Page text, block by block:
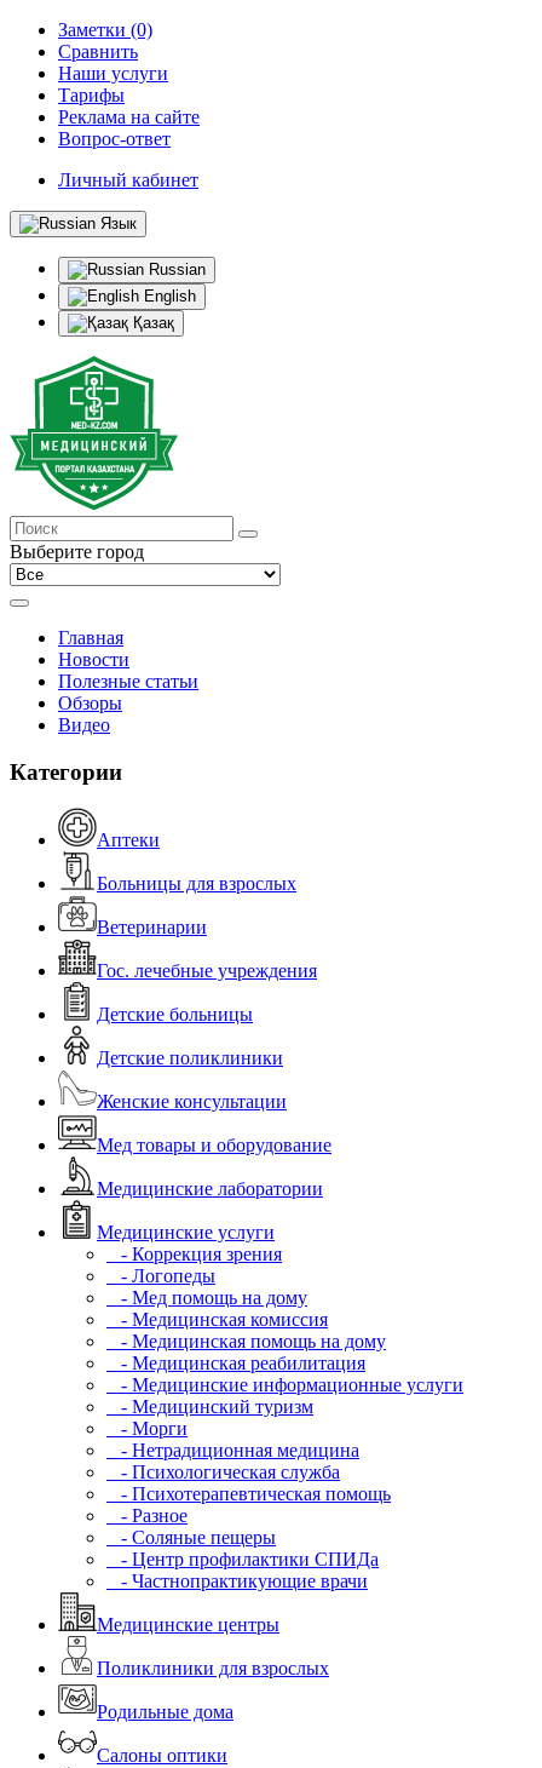
Заметки (0)
Сравнить
Наши услуги
Тарифы
Реклама на сайте
Вопрос-ответ
Личный кабинет
Язык
Russian
English
Қазақ
Выберите город
Главная
Новости
Полезные статьи
Обзоры
Видео
Категории
Аптеки
Больницы для взрослых
Ветеринарии
Гос. лечебные учреждения
Детские больницы
Детские поликлиники
Женские консультации
Мед товары и оборудование
Медицинские лаборатории
Медицинские услуги
- Коррекция зрения
- Логопеды
- Мед помощь на дому
- Медицинская комиссия
- Медицинская помощь на дому
- Медицинская реабилитация
- Медицинские информационные услуги
- Медицинский туризм
- Морги
- Нетрадиционная медицина
- Психологическая служба
- Психотерапевтическая помощь
- Разное
- Соляные пещеры
- Центр профилактики СПИДа
- Частнопрактикующие врачи
Медицинские центры
Поликлиники для взрослых
Родильные дома
Салоны оптики